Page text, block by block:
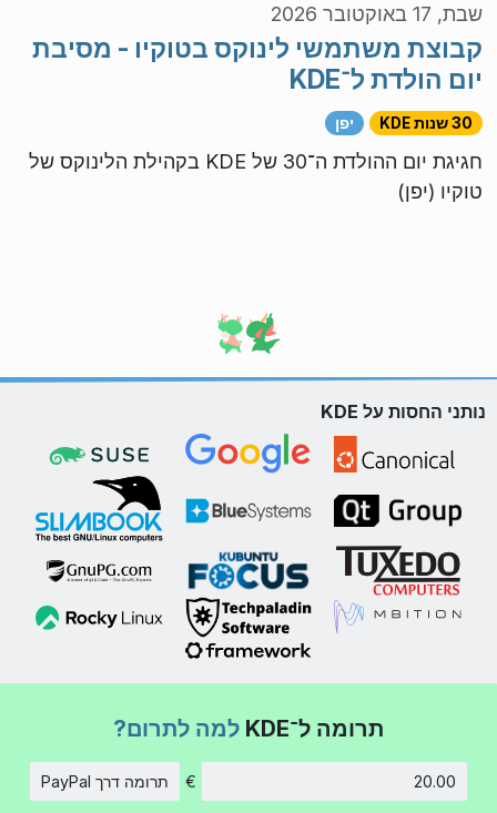
שבת, 17 באוקטובר 2026
קבוצת משתמשי לינוקס בטוקיו - מסיבת
יום הולדת ל־KDE
30 שנות KDE יפן
חגיגת יום ההולדת ה־30 של KDE בקהילת הלינוקס של
טוקיו (יפן)
נותני החסות על KDE
תרומה ל־KDE למה לתרום?
€ תרומה דרך PayPal